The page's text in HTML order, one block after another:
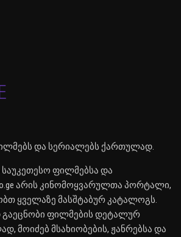
და სერიალებს ქართულად.
საუკეთესო ფილმებსა და
არის კინომოყვარულთა პორტალი,
ყველაზე მასშტაბურ კატალოგს.
გაეცნობი ფილმების დეტალურ
მოიძებ მსახიობების, ჟანრებსა და